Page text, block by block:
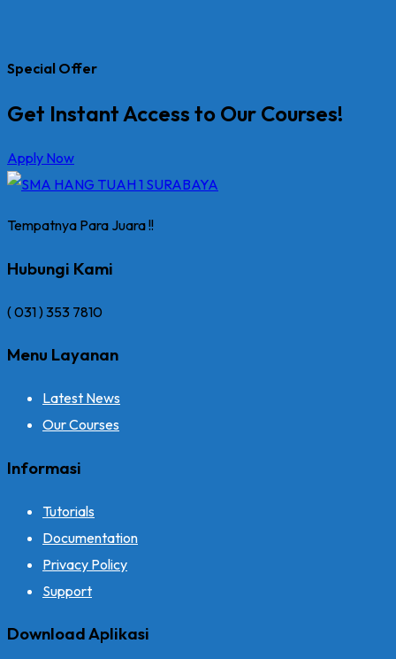
Special Offer
Get Instant Access to Our Courses!
Apply Now
Tempatnya Para Juara !!
Hubungi Kami
( 031 ) 353 7810
Menu Layanan
Latest News
Our Courses
Informasi
Tutorials
Documentation
Privacy Policy
Support
Download Aplikasi